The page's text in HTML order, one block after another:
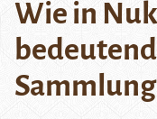
Wie in